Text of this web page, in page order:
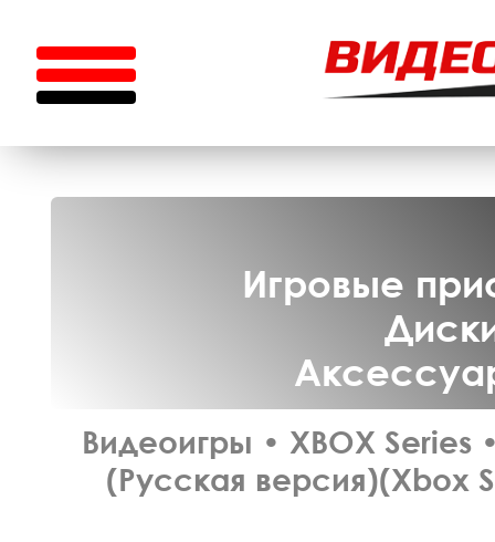
Игровые
Видеоигры • XBOX Series
(Русская версия)(Xbox